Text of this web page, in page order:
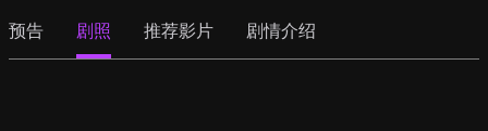
预告 剧照 推荐影片 剧情介绍